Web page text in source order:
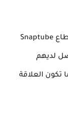
اختار أكثر من مائة مليون شخص حول هذا القطاع Snaptube
لديهم
تكون العلاقة